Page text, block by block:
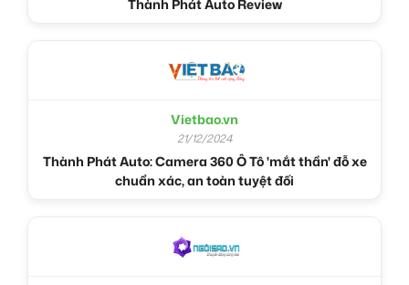
Thành Phát Auto Review
Vietbao.vn
21/12/2024
Thành Phát Auto: Camera 360 Ô Tô 'mắt thần' đỗ xe
chuẩn xác, an toàn tuyệt đối